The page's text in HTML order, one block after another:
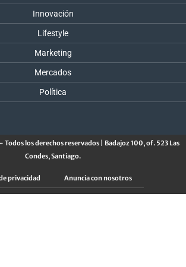
Innovación
Lifestyle
Marketing
Mercados
Política
los derechos reservados | Badajoz 100, of. 523 Las
Condes, Santiago.
privacidad Anuncia con nosotros